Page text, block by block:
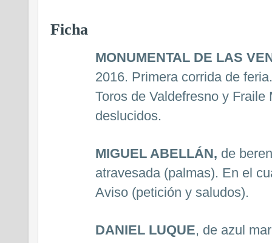
Ficha
MONUMENTAL DE LAS
2016. Primera corrida de
Toros de Valdefresno y
deslucidos.
MIGUEL ABELLÁN, de
atravesada (palmas). En el
Aviso (petición y saludos).
DANIEL LUQUE, de azul